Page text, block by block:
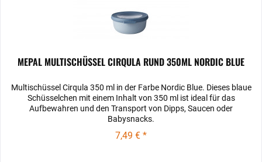
MEPAL MULTISCHÜSSEL CIRQULA RUND 350ML NORDIC BLUE
Multischüssel Cirqula 350 ml in der Farbe Nordic Blue. Dieses blaue
Schüsselchen mit einem Inhalt von 350 ml ist ideal für das
Aufbewahren und den Transport von Dipps, Saucen oder
Babysnacks.
7,49 € *